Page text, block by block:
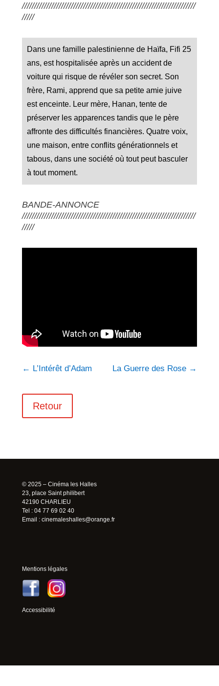
///////////////////////////////////////////////////////////////////////
/////
Dans une famille palestinienne de Haïfa, Fifi 25
ans, est hospitalisée après un accident de
voiture qui risque de révéler son secret. Son
frère, Rami, apprend que sa petite amie juive
est enceinte. Leur mère, Hanan, tente de
préserver les apparences tandis que le père
affronte des difficultés financières. Quatre voix,
une maison, entre conflits générationnels et
tabous, dans une société où tout peut basculer
à tout moment.
BANDE-ANNONCE
///////////////////////////////////////////////////////////////////////
/////
← L’Intérêt d’Adam La Guerre des Rose →
Retour
© 2025 – Cinéma les Halles
23, place Saint philibert
42190 CHARLIEU
Tel : 04 77 69 02 40
Email : cinemaleshalles@orange.fr
Mentions légales
Accessibilité